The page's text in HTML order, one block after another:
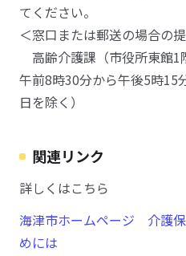
てください。
＜窓口または郵送の場合の
高齢介護課（市役所東館1
午前8時30分から午後5時
日を除く）
関連リンク
詳しくはこちら
海津市ホームページ 介護
めには